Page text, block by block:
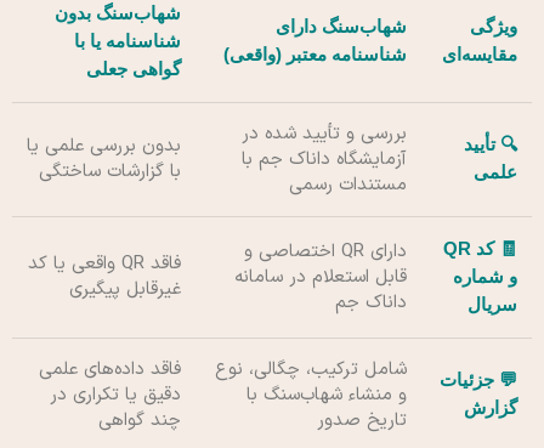
ویژگی
مقایسه‌ای
شهاب‌سنگ دارای
شناسنامه معتبر (واقعی)
شهاب‌سنگ بدون
شناسنامه یا با
گواهی جعلی
🔍 تأیید
علمی
بررسی و تأیید شده در
آزمایشگاه داناک جم با
مستندات رسمی
بدون بررسی علمی یا
با گزارشات ساختگی
🧾 کد QR
و شماره
سریال
دارای QR اختصاصی و
قابل استعلام در سامانه
داناک جم
فاقد QR واقعی یا کد
غیرقابل پیگیری
💬 جزئیات
گزارش
شامل ترکیب، چگالی، نوع
و منشاء شهاب‌سنگ با
تاریخ صدور
فاقد داده‌های علمی
دقیق یا تکراری در
چند گواهی